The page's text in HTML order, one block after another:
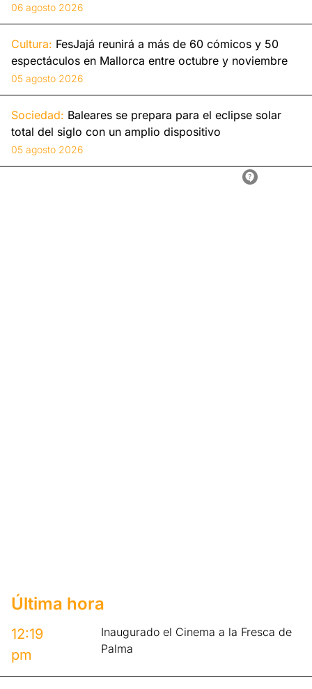
06 agosto 2026
Cultura: FesJajá reunirá a más de 60 cómicos y 50
espectáculos en Mallorca entre octubre y noviembre
05 agosto 2026
Sociedad: Baleares se prepara para el eclipse solar
total del siglo con un amplio dispositivo
05 agosto 2026
Última hora
12:19
pm
Inaugurado el Cinema a la Fresca de
Palma